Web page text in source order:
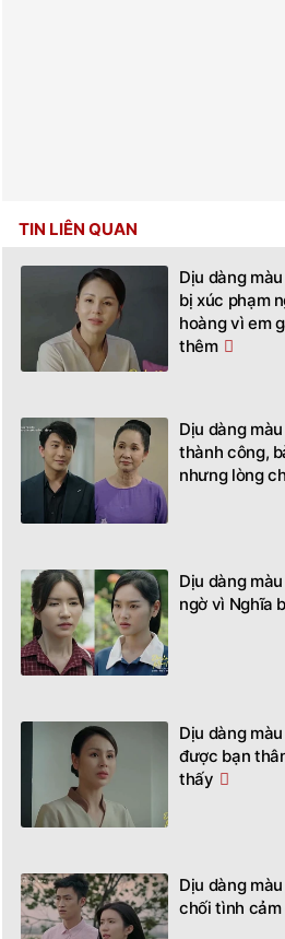
TIN LIÊN QUAN
Dịu dàng
bị xúc phạm
hoàng vì em
thêm
Dịu dàng
thành công,
nhưng lòng
Dịu dàng
ngờ vì Nghĩa
Dịu dàng
được bạn
thấy
Dịu dàng
chối tình cảm